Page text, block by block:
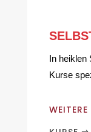
In heiklen
Kurse